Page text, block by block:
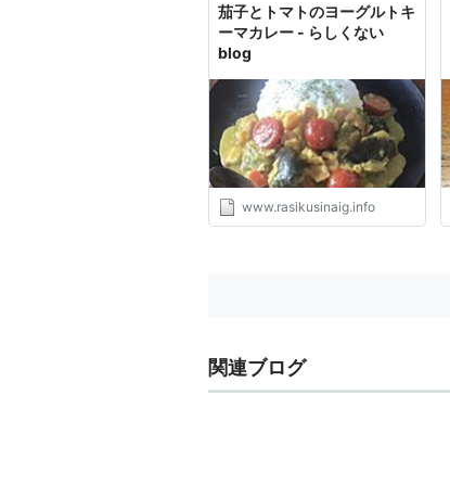
茄子とトマトのヨーグルトキ
ーマカレー - らしくない
blog
www.rasikusinaig.info
関連ブログ